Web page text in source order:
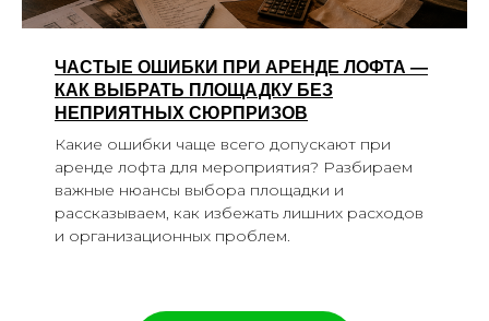
ЧАСТЫЕ ОШИБКИ ПРИ АРЕНДЕ ЛОФТА —
КАК ВЫБРАТЬ ПЛОЩАДКУ БЕЗ
НЕПРИЯТНЫХ СЮРПРИЗОВ
Какие ошибки чаще всего допускают при
аренде лофта для мероприятия? Разбираем
важные нюансы выбора площадки и
рассказываем, как избежать лишних расходов
и организационных проблем.